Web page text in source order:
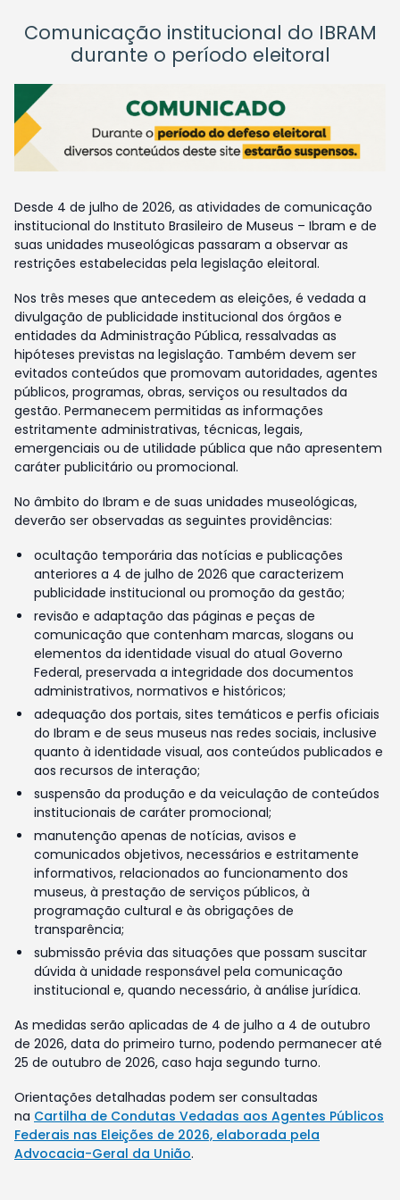
Comunicação institucional do IBRAM
durante o período eleitoral
Desde 4 de julho de 2026, as atividades de comunicação
institucional do Instituto Brasileiro de Museus – Ibram e de
suas unidades museológicas passaram a observar as
restrições estabelecidas pela legislação eleitoral.
Nos três meses que antecedem as eleições, é vedada a
divulgação de publicidade institucional dos órgãos e
entidades da Administração Pública, ressalvadas as
hipóteses previstas na legislação. Também devem ser
evitados conteúdos que promovam autoridades, agentes
públicos, programas, obras, serviços ou resultados da
gestão. Permanecem permitidas as informações
estritamente administrativas, técnicas, legais,
emergenciais ou de utilidade pública que não apresentem
caráter publicitário ou promocional.
No âmbito do Ibram e de suas unidades museológicas,
deverão ser observadas as seguintes providências:
ocultação temporária das notícias e publicações
anteriores a 4 de julho de 2026 que caracterizem
publicidade institucional ou promoção da gestão;
revisão e adaptação das páginas e peças de
comunicação que contenham marcas, slogans ou
elementos da identidade visual do atual Governo
Federal, preservada a integridade dos documentos
administrativos, normativos e históricos;
adequação dos portais, sites temáticos e perfis oficiais
do Ibram e de seus museus nas redes sociais, inclusive
quanto à identidade visual, aos conteúdos publicados e
aos recursos de interação;
suspensão da produção e da veiculação de conteúdos
institucionais de caráter promocional;
manutenção apenas de notícias, avisos e
comunicados objetivos, necessários e estritamente
informativos, relacionados ao funcionamento dos
museus, à prestação de serviços públicos, à
programação cultural e às obrigações de
transparência;
submissão prévia das situações que possam suscitar
dúvida à unidade responsável pela comunicação
institucional e, quando necessário, à análise jurídica.
As medidas serão aplicadas de 4 de julho a 4 de outubro
de 2026, data do primeiro turno, podendo permanecer até
25 de outubro de 2026, caso haja segundo turno.
Orientações detalhadas podem ser consultadas
na Cartilha de Condutas Vedadas aos Agentes Públicos
Federais nas Eleições de 2026, elaborada pela
Advocacia-Geral da União.